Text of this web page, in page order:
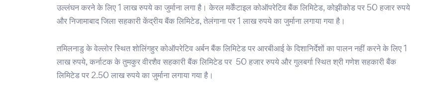
उल्लंघन करने के लिए 1 लाख रुपये का जुर्माना लगा है। केरल मर्केंटाइल कोऑपरेटिव बैंक लिमिटेड, कोझीकोड पर 50 हजार रुपये
और निजामाबाद जिला सहकारी केंद्रीय बैंक लिमिटेड, तेलंगाना पर 1 लाख रुपये का जुर्माना लगाया गया है।
तमिलनाडु के वेल्लोर स्थित शोलिंगहुर कोऑपरेटिव अर्बन बैंक लिमिटेड पर आरबीआई के दिशानिर्देशों का पालन नहीं करने के लिए 1
लाख रुपये, कर्नाटक के तुमकुर वीरशैव सहकारी बैंक लिमिटेड पर 50 हजार रुपये और गुलबर्गा स्थित श्री गणेश सहकारी बैंक
लिमिटेड पर 2.50 लाख रुपये का जुर्माना लगाया गया है।